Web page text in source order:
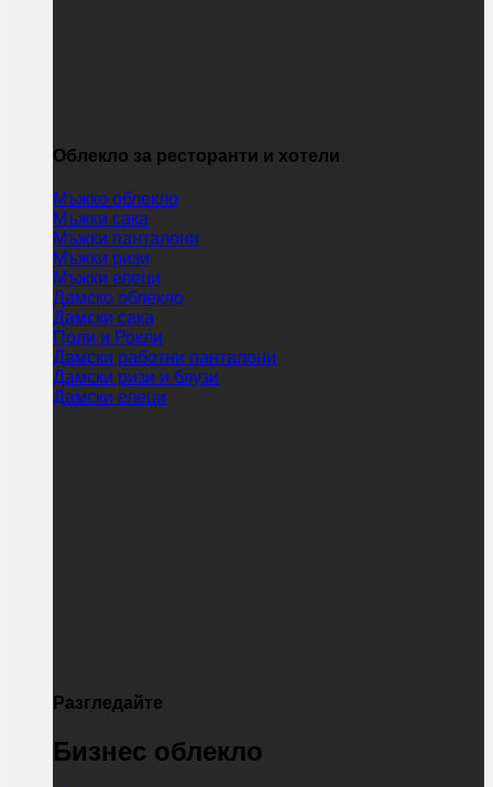
Облекло за ресторанти и хотели
Мъжко облекло
Мъжки сака
Мъжки панталони
Мъжки ризи
Мъжки елеци
Дамско облекло
Дамски сака
Поли и Рокли
Дамски работни панталони
Дамски ризи и блузи
Дамски елеци
Разгледайте
Бизнес облекло